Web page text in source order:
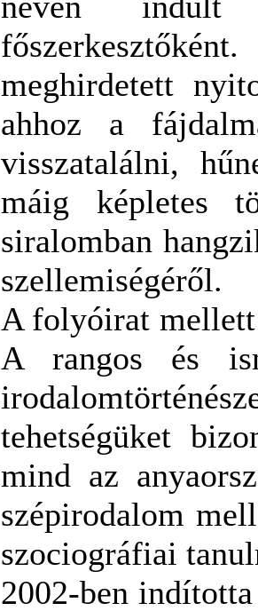
meghirdetett
ahhoz a
visszatalálni,
máig képletes
siralomban
szellemiségéről.
A folyóirat
A rangos és
tehetségüket
mind az
szépirodalom
szociográfiai
2002-ben